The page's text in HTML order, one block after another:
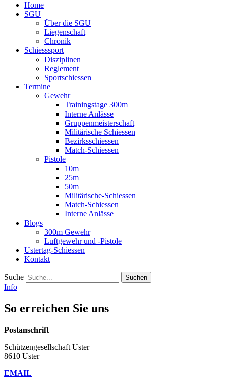
Home
SGU
Über die SGU
Liegenschaft
Chronik
Schiesssport
Disziplinen
Reglement
Sportschiessen
Termine
Gewehr
Trainingstage 300m
Interne Anlässe
Gruppenmeisterschaft
Militärische Schiessen
Bezirksschiessen
Match-Schiessen
Pistole
10m
25m
50m
Militärische-Schiessen
Match-Schiessen
Interne Anlässe
Blogs
300m Gewehr
Luftgewehr und -Pistole
Ustertag-Schiessen
Kontakt
Suche
Info
So erreichen Sie uns
Postanschrift
Schützengesellschaft Uster
8610 Uster
EMAIL